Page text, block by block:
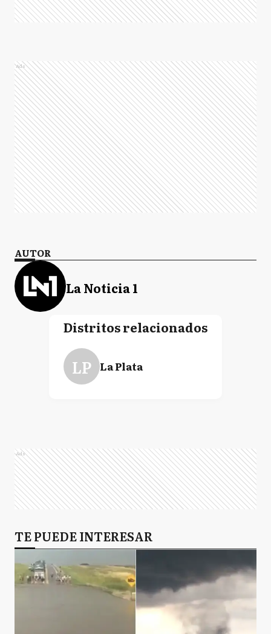
Ads
AUTOR
La Noticia 1
Distritos relacionados
LP La Plata
Ads
TE PUEDE INTERESAR